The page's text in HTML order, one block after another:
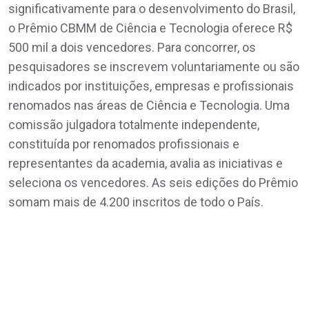
significativamente para o desenvolvimento do Brasil,
o Prêmio CBMM de Ciência e Tecnologia oferece R$
500 mil a dois vencedores. Para concorrer, os
pesquisadores se inscrevem voluntariamente ou são
indicados por instituições, empresas e profissionais
renomados nas áreas de Ciência e Tecnologia. Uma
comissão julgadora totalmente independente,
constituída por renomados profissionais e
representantes da academia, avalia as iniciativas e
seleciona os vencedores. As seis edições do Prêmio
somam mais de 4.200 inscritos de todo o País.